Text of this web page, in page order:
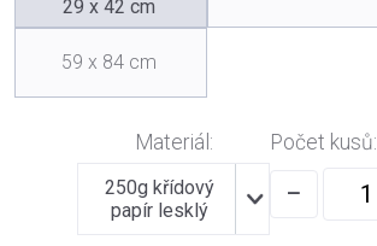
29 x 42 cm
59 x 84 cm
Materiál:
250g křídový
papír lesklý
Počet kusů:
−